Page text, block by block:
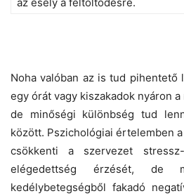
Noha valóban az is tud pihentető
egy órát vagy kiszakadok nyáron
de minőségi különbség tud
között. Pszichológiai értelemben
csökkenti a szervezet
elégedettség érzését, de
kedélybetegségből fakadó